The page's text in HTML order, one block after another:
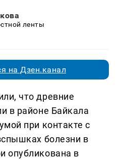
ленты
на Дзен.канал
что древние
в районе Байкала
при контакте с
болезни в
опубликована в